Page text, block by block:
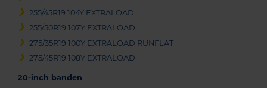
255/45R19 104Y EXTRALOAD
255/50R19 107Y EXTRALOAD
275/35R19 100Y EXTRALOAD RUNFLAT
275/45R19 108Y EXTRALOAD
20-inch banden